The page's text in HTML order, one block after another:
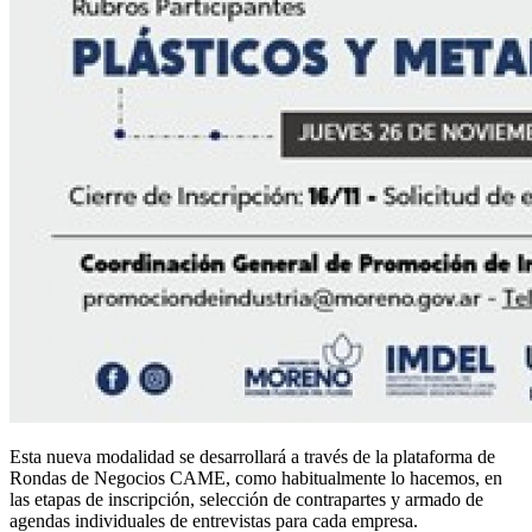
Esta nueva modalidad se desarrollará a través de la plataforma de
Rondas de Negocios CAME, como habitualmente lo hacemos, en
las etapas de inscripción, selección de contrapartes y armado de
agendas individuales de entrevistas para cada empresa.